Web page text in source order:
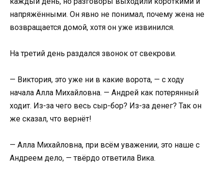
напряжёнными. Он явно не понимал, почему жена не
возвращается домой, хотя он уже извинился.
На третий день раздался звонок от свекрови.
— Виктория, это уже ни в какие ворота, — с ходу
начала Алла Михайловна. — Андрей как потерянный
ходит. Из-за чего весь сыр-бор? Из-за денег? Так он
же сказал, что вернёт!
— Алла Михайловна, при всём уважении, это наше с
Андреем дело, — твёрдо ответила Вика.